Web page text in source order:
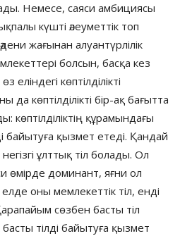
Немесе, саяси амбициясы
күшті әлеуметтік топ
жағынан алуантүрлілік
болсын, басқа кез
көптілділікті
да көптілділікті бір-ақ бағытта
көптілділіктің құрамындағы
байытуға қызмет етеді. Қандай
ұлттық тіл болады. Ол
өмірде доминант, яғни ол
оны мемлекеттік тіл, енді
сөзбен басты тіл
басты тілді байытуға қызмет